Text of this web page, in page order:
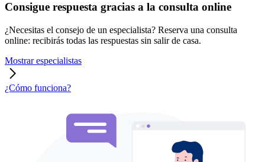
Consigue respuesta gracias a la consulta online
¿Necesitas el consejo de un especialista? Reserva una consulta
online: recibirás todas las respuestas sin salir de casa.
Mostrar especialistas
¿Cómo funciona?